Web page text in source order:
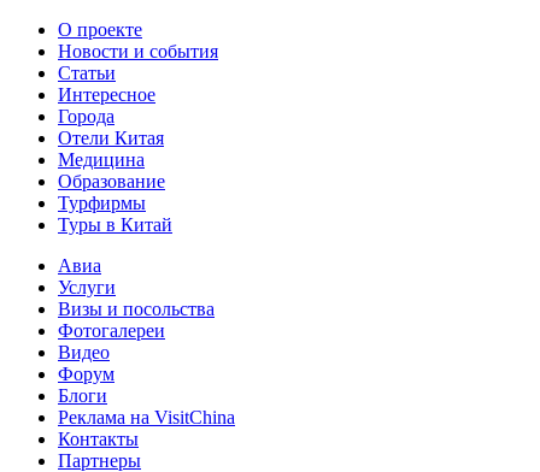
О проекте
Новости и события
Статьи
Интересное
Города
Отели Китая
Медицина
Образование
Турфирмы
Туры в Китай
Авиа
Услуги
Визы и посольства
Фотогалереи
Видео
Форум
Блоги
Реклама на VisitChina
Контакты
Партнеры